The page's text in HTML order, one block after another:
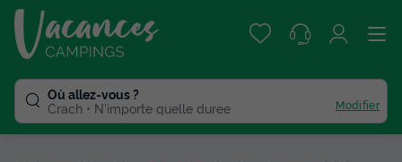
Où allez-vous ?
Crach
N'importe quelle duree Modifier